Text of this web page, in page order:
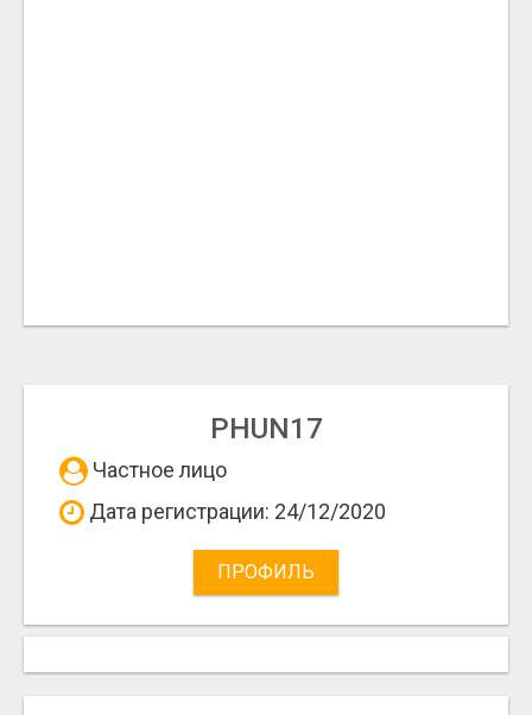
PHUN17
Частное лицо
Дата регистрации: 24/12/2020
ПРОФИЛЬ